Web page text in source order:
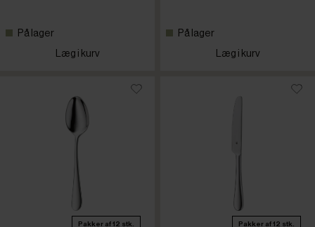
På lager
Læg i kurv
På lager
Læg i kurv
Pakker af 12 stk. Pakker af 12 stk.